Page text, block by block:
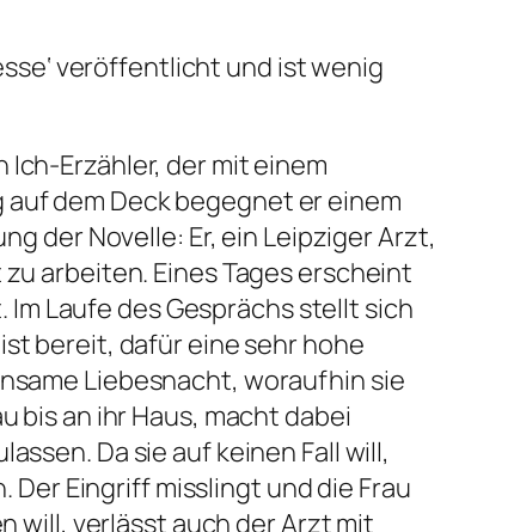
veröffentlicht und ist wenig
Erzähler, der mit einem
dem Deck begegnet er einem
der Novelle: Er, ein Leipziger Arzt,
arbeiten. Eines Tages erscheint
Laufe des Gesprächs stellt sich
bereit, dafür eine sehr hohe
Liebesnacht, woraufhin sie
bis an ihr Haus, macht dabei
Da sie auf keinen Fall will,
Eingriff misslingt und die Frau
will, verlässt auch der Arzt mit